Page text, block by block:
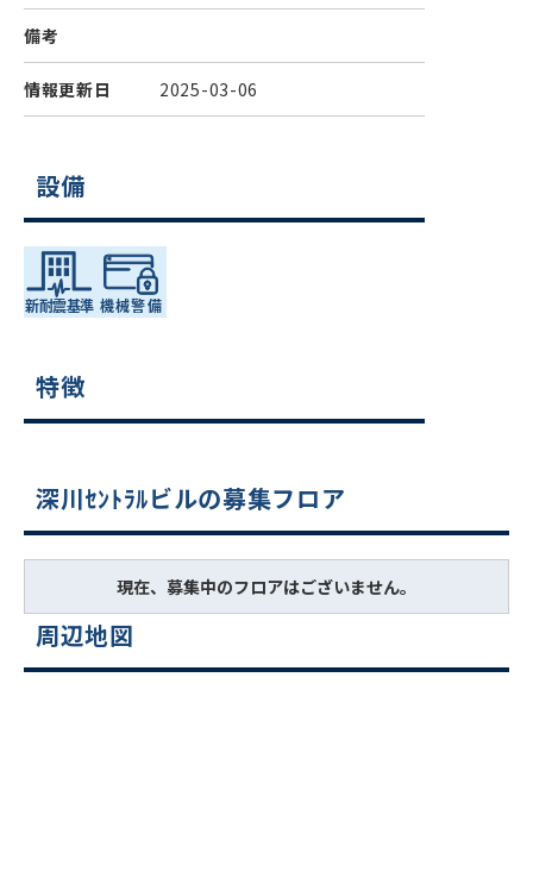
備考
情報更新日 2025-03-06
設備
特徴
深川ｾﾝﾄﾗﾙビルの募集フロア
現在、募集中のフロアはございません。
周辺地図